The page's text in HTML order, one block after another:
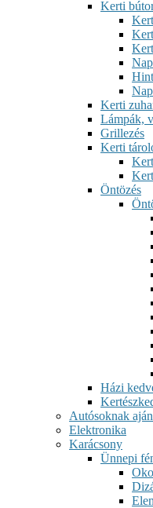
Kerti
Kerti
Lámpák,
Grillezés
Kerti
Öntözés
Házi
Autósoknak
Elektronika
Karácsony
Ünnepi